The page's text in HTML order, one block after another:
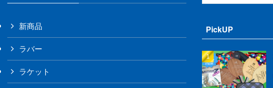
新商品
ラバー
ラケット
PickUP